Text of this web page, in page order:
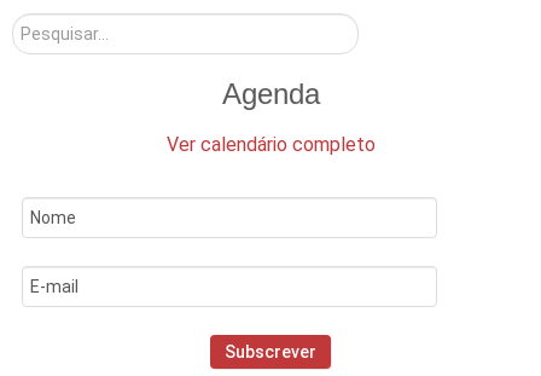
Pesquisar
Agenda
Ver calendário completo